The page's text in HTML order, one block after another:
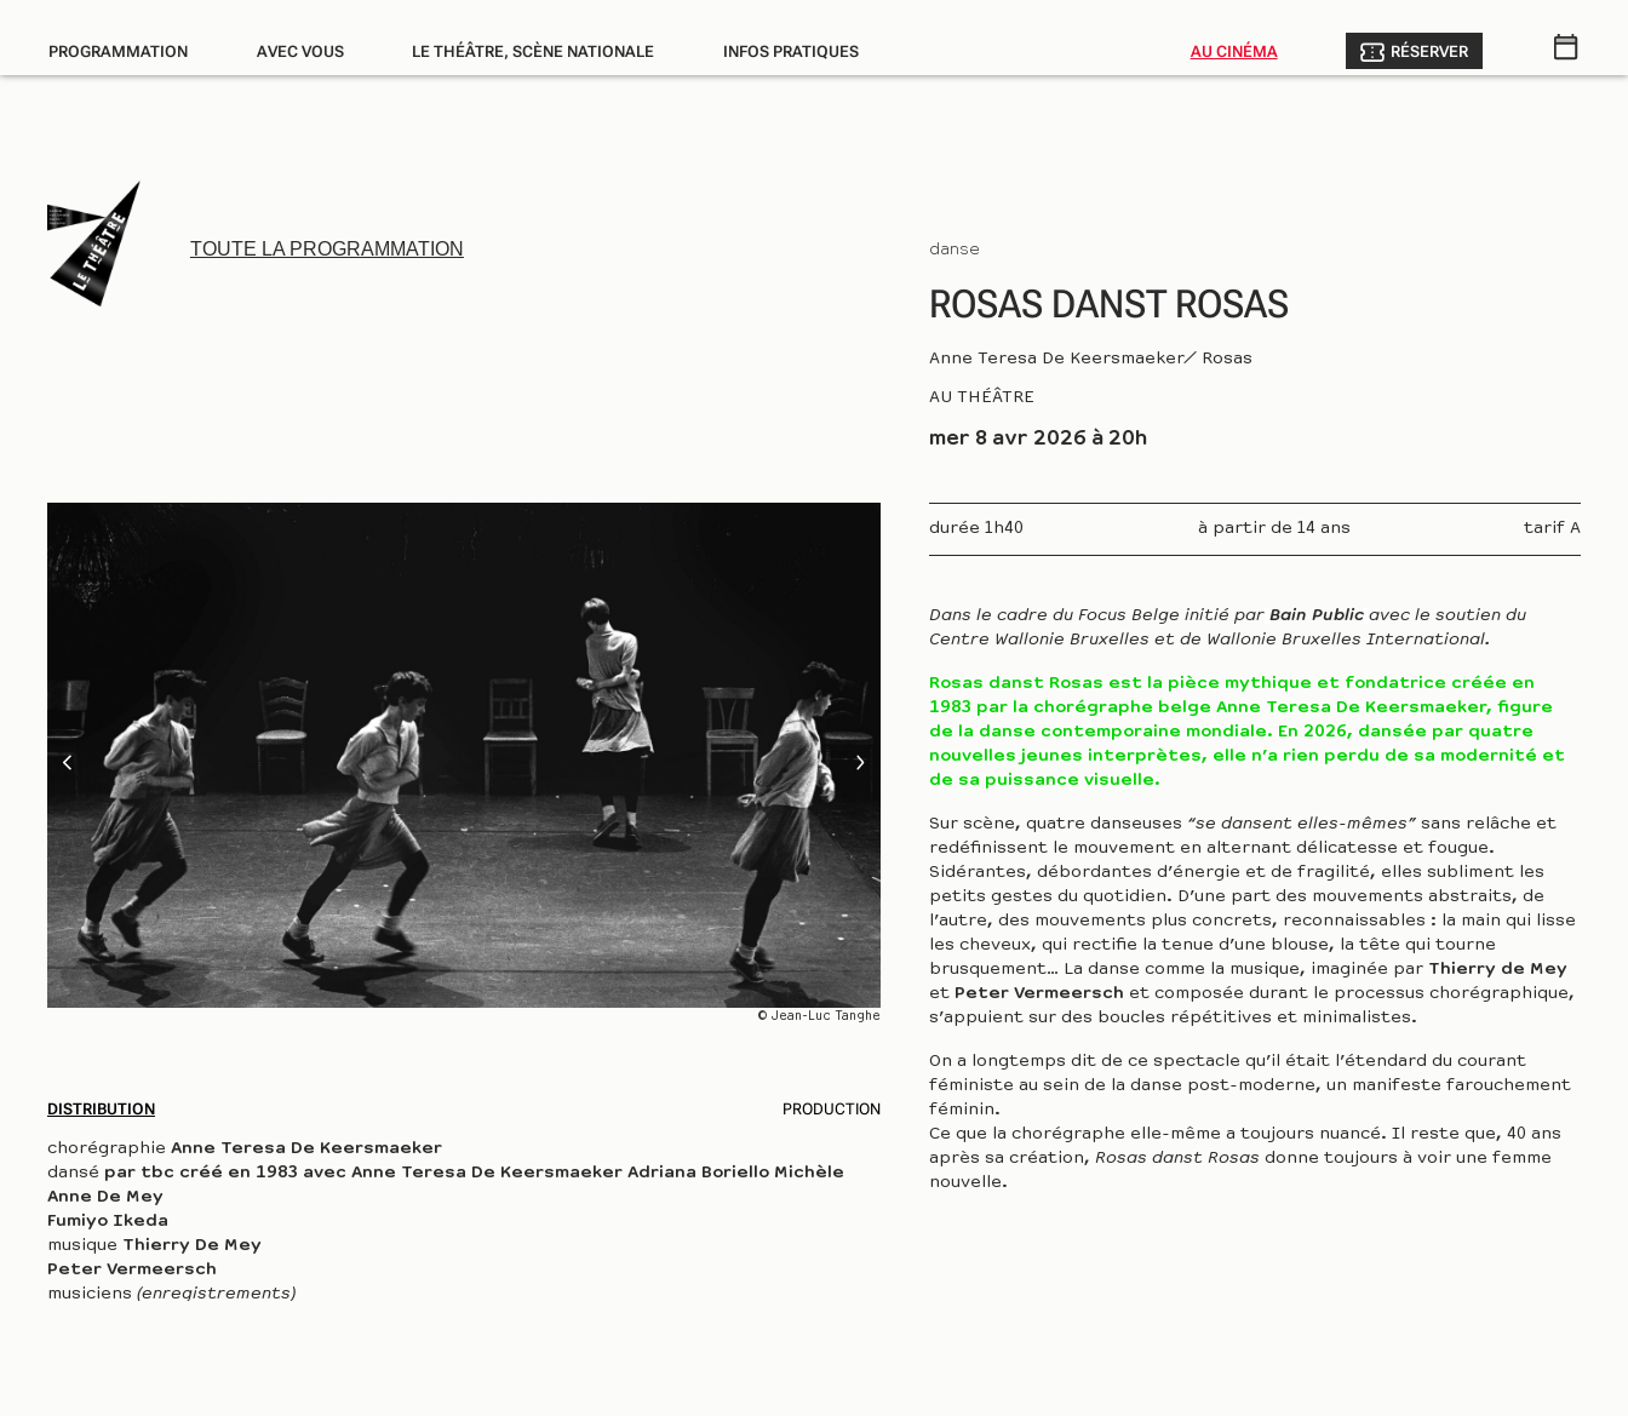
PROGRAMMATION AVEC VOUS LE THÉÂTRE, SCÈNE NATIONALE INFOS PRATIQUES AU CINÉMA RÉSERVER
TOUTE LA PROGRAMMATION danse
ROSAS DANST ROSAS
Anne Teresa De Keersmaeker/ Rosas
AU THÉÂTRE
mer 8 avr 2026 à 20h
© Jean-Luc Tanghe
DISTRIBUTION
chorégraphie Anne Teresa De Keersmaeker
dansé par tbc créé en 1983 avec Anne Teresa De Keersmaeker Adriana Boriello Michèle
Anne De Mey
Fumiyo Ikeda
musique Thierry De Mey
Peter Vermeersch
musiciens (enregistrements)
PRODUCTION
durée 1h40 à partir de 14 ans tarif A
Dans le cadre du Focus Belge initié par Bain Public avec le soutien du
Centre Wallonie Bruxelles et de Wallonie Bruxelles International.
Rosas danst Rosas est la pièce mythique et fondatrice créée en
1983 par la chorégraphe belge Anne Teresa De Keersmaeker, figure
de la danse contemporaine mondiale. En 2026, dansée par quatre
nouvelles jeunes interprètes, elle n’a rien perdu de sa modernité et
de sa puissance visuelle.
Sur scène, quatre danseuses “se dansent elles-mêmes” sans relâche et
redéfinissent le mouvement en alternant délicatesse et fougue.
Sidérantes, débordantes d’énergie et de fragilité, elles subliment les
petits gestes du quotidien. D’une part des mouvements abstraits, de
l’autre, des mouvements plus concrets, reconnaissables : la main qui lisse
les cheveux, qui rectifie la tenue d’une blouse, la tête qui tourne
brusquement… La danse comme la musique, imaginée par Thierry de Mey
et Peter Vermeersch et composée durant le processus chorégraphique,
s’appuient sur des boucles répétitives et minimalistes.
On a longtemps dit de ce spectacle qu’il était l’étendard du courant
féministe au sein de la danse post-moderne, un manifeste farouchement
féminin.
Ce que la chorégraphe elle-même a toujours nuancé. Il reste que, 40 ans
après sa création,Rosas danst Rosas donne toujours à voir une femme
nouvelle.